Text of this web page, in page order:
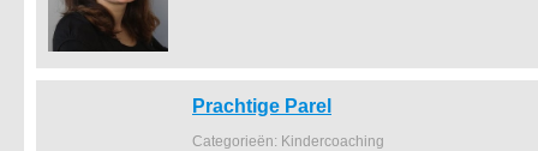
Prachtige Parel
Categorieën: Kindercoaching